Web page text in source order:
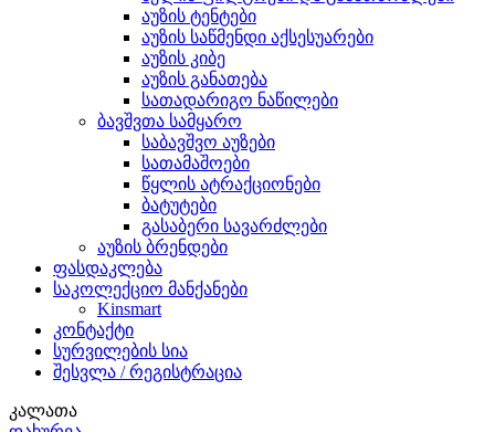
აუზის ტენტები
აუზის საწმენდი აქსესუარები
აუზის კიბე
აუზის განათება
სათადარიგო ნაწილები
ბავშვთა სამყარო
საბავშვო აუზები
სათამაშოები
წყლის ატრაქციონები
ბატუტები
გასაბერი სავარძლები
აუზის ბრენდები
ფასდაკლება
საკოლექციო მანქანები
Kinsmart
კონტაქტი
სურვილების სია
შესვლა / რეგისტრაცია
კალათა